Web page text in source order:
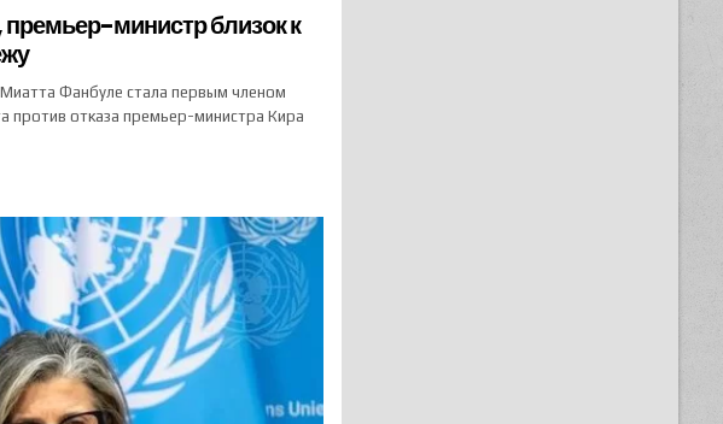
премьер-министр близок к
Фанбуле стала первым членом
против отказа премьер-министра Кира